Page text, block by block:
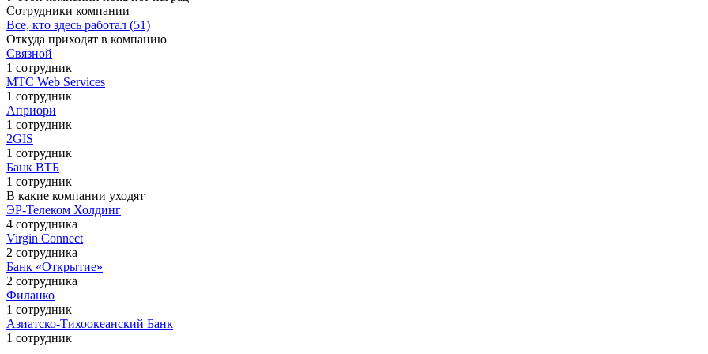
Сотрудники компании
Все, кто здесь работал (51)
Откуда приходят в компанию
Связной
1 сотрудник
МТС Web Services
1 сотрудник
Априори
1 сотрудник
2GIS
1 сотрудник
Банк ВТБ
1 сотрудник
В какие компании уходят
ЭР-Телеком Холдинг
4 сотрудника
Virgin Connect
2 сотрудника
Банк «Открытие»
2 сотрудника
Филанко
1 сотрудник
Азиатско-Тихоокеанский Банк
1 сотрудник